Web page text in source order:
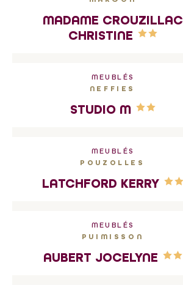
MADAME CROUZILLAC
CHRISTINE
MEUBLÉS
NEFFIES
STUDIO M
MEUBLÉS
POUZOLLES
LATCHFORD KERRY
MEUBLÉS
PUIMISSON
AUBERT JOCELYNE